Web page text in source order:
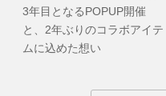
3年目となるPOPUP開催
と、2年ぶりのコラボアイテ
ムに込めた想い